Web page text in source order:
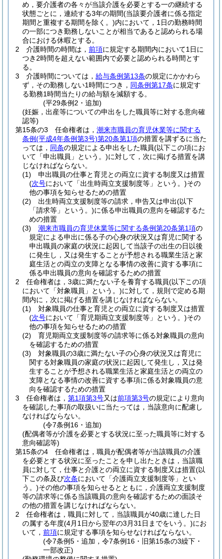
め，要介護者の各々が当該介護を必要とする一の継続する
状態ごとに，連続する3年の期間(当該要介護者に係る指定
期間と重複する期間を除く。)内において，1日の勤務時間
の一部につき勤務しないことが相当であると認められる場
合における休暇とする。
2
介護時間の時間は， 前項に規定する期間内において1日に
つき2時間を超えない範囲内で必要と認められる時間とす
る。
3
介護時間については， 給与条例第13条の規定にかかわら
ず，その勤務しない1時間につき， 同条例第17条に規定す
る勤務1時間当たりの給与額を減額する。
(平29条例2・追加)
(妊娠，出産等についての申出をした職員等に対する意向確
認等)
第15条の3
任命権者は， 潮来市職員の育児休業等に関する
条例(平成4年条例第3号)第20条第1項の措置を講ずるに当た
っては， 同条の規定による申出をした職員(以下この項にお
いて「申出職員」という。)に対して，次に掲げる措置を講
じなければならない。
(1)
申出職員の仕事と育児との両立に資する制度又は措置
(次号において「出生時両立支援制度等」という。)その
他の事項を知らせるための措置
(2)
出生時両立支援制度等の請求，申告又は申出(以下
「請求等」という。)に係る申出職員の意向を確認するた
めの措置
(3)
潮来市職員の育児休業等に関する条例第20条第1項の
規定による申出に係る子の心身の状況又は育児に関する
申出職員の家庭の状況に起因して当該子の出生の日以後
に発生し，又は発生することが予想される職業生活と家
庭生活との両立の支障となる事情の改善に資する事項に
係る申出職員の意向を確認するための措置
2
任命権者は，3歳に満たない子を養育する職員(以下この項
において「対象職員」という。)に対して，規則で定める期
間内に，次に掲げる措置を講じなければならない。
(1)
対象職員の仕事と育児との両立に資する制度又は措置
(次号において「育児期両立支援制度等」という。)その
他の事項を知らせるための措置
(2)
育児期両立支援制度等の請求等に係る対象職員の意向
を確認するための措置
(3)
対象職員の3歳に満たない子の心身の状況又は育児に
関する対象職員の家庭の状況に起因して発生し，又は発
生することが予想される職業生活と家庭生活との両立の
支障となる事情の改善に資する事項に係る対象職員の意
向を確認するための措置
3
任命権者は， 第1項第3号又は前項第3号の規定により意向
を確認した事項の取扱いに当たっては，当該意向に配慮し
なければならない。
(令7条例16・追加)
(配偶者等が介護を必要とする状況に至った職員等に対する
意向確認等)
第15条の4
任命権者は，職員が配偶者等が当該職員の介護
を必要とする状況に至ったことを申し出たときは，当該職
員に対して，仕事と介護との両立に資する制度又は措置(以
下この条及び次条において「介護両立支援制度等」とい
う。)その他の事項を知らせるとともに，介護両立支援制度
等の請求等に係る当該職員の意向を確認するための面談そ
の他の措置を講じなければならない。
2
任命権者は，職員に対して，当該職員が40歳に達した日
の属する年度(4月1日から翌年の3月31日までをいう。)にお
いて， 前項に規定する事項を知らせなければならない。
(令7条例5・追加，令7条例16・旧第15条の3繰下・
一部改正)